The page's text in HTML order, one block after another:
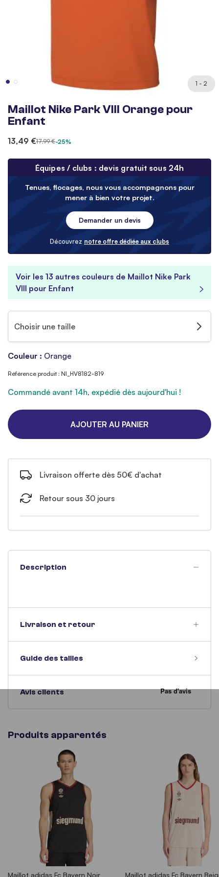
1 - 2
Maillot Nike Park VIII Orange pour
Enfant
13,49 €17,99 €-25%
Équipes / clubs : devis gratuit sous 24h
Tenues, flocages, nous vous accompagnons pour
mener à bien votre projet.
Demander un devis
Découvrez notre offre dédiée aux clubs
Voir les 13 autres couleurs de Maillot Nike Park
VIII pour Enfant
Choisir une taille
Couleur : Orange
Référence produit : NI_HV8182-819
Commandé avant 14h, expédié dès aujourd'hui !
AJOUTER AU PANIER
Livraison offerte dès 50€ d'achat
Retour sous 30 jours
Description
Livraison et retour
Guide des tailles
Avis clients
Produits apparentés
Maillot adidas Fc Bayern Noir Maillot adidas Fc Bayern